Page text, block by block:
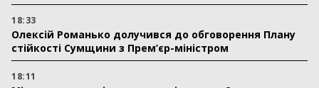
18:33
Олексій Романько долучився до обговорення Плану
стійкості Сумщини з Прем’єр-міністром
18:11